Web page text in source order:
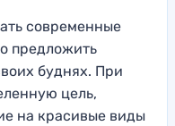
современные
предложить
буднях. При
цель,
на красивые виды